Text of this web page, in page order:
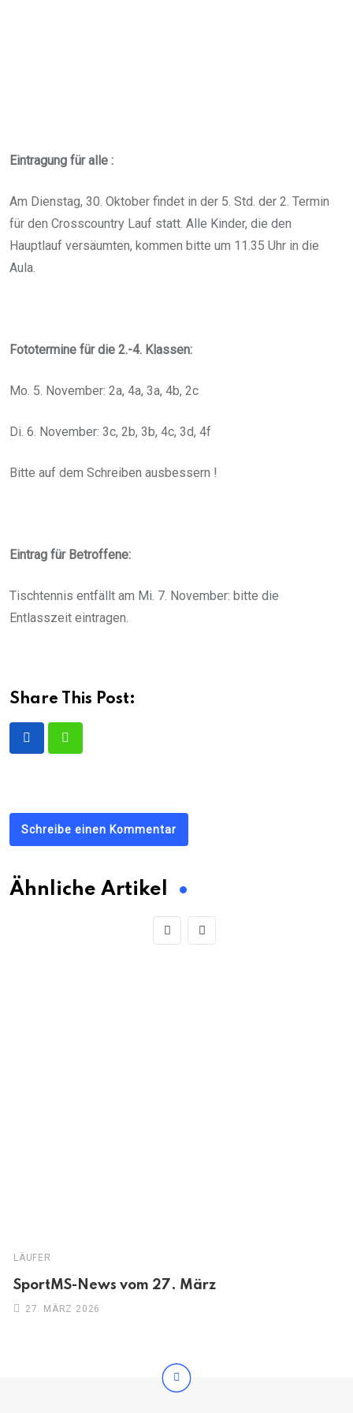
Eintragung für alle :
Am Dienstag, 30. Oktober findet in der 5. Std. der 2. Termin
für den Crosscountry Lauf statt. Alle Kinder, die den
Hauptlauf versäumten, kommen bitte um 11.35 Uhr in die
Aula.
Fototermine für die 2.-4. Klassen:
Mo. 5. November: 2a, 4a, 3a, 4b, 2c
Di. 6. November: 3c, 2b, 3b, 4c, 3d, 4f
Bitte auf dem Schreiben ausbessern !
Eintrag für Betroffene:
Tischtennis entfällt am Mi. 7. November: bitte die
Entlasszeit eintragen.
Share This Post:
Schreibe einen Kommentar
Ähnliche Artikel
LÄUFER
SportMS-News vom 27. März
27. MÄRZ 2026